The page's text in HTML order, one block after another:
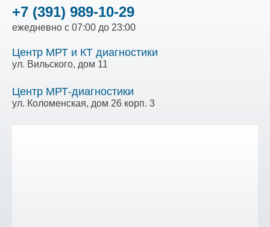
+7 (391) 989-10-29
ежедневно с 07:00 до 23:00
Центр МРТ и КТ диагностики
ул. Вильского, дом 11
Центр МРТ-диагностики
ул. Коломенская, дом 26 корп. 3